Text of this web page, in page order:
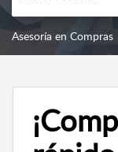
Asesoría en Compras